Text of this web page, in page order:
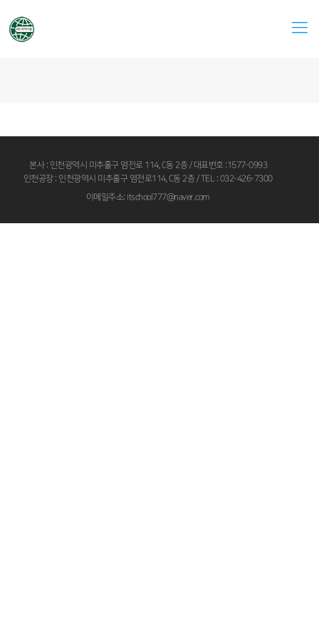
본사 : 인천광역시 미추홀구 염전로 114, C동 2층 / 대표번호 :1577-0993
인천공장 : 인천광역시 미추홀구 염전로114, C동 2층 / TEL : 032-426-7300
이메일주소: itschool777@naver.com